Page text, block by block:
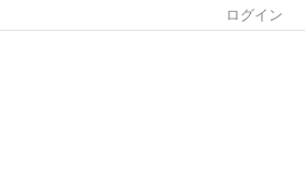
ログイン